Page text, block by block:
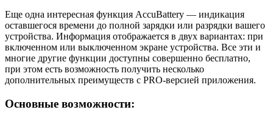
Еще одна интересная функция Accu​Battery — индикация
оставшегося времени до полной зарядки или разрядки вашего
устройства. Информация отображается в двух вариантах: при
включенном или выключенном экране устройства. Все эти и
многие другие функции доступны совершенно бесплатно,
при этом есть возможность получить несколько
дополнительных преимуществ с PRO-версией приложения.
Основные возможности: